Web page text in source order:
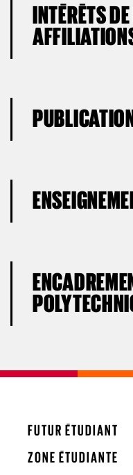
INTÉRÊTS
FUTUR ÉTUDIANT
ZONE ÉTUDIANTE